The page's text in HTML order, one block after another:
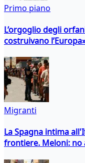
Primo piano
L’orgoglio degli
costruivano
Migranti
La Spagna intima
frontiere. Meloni: no